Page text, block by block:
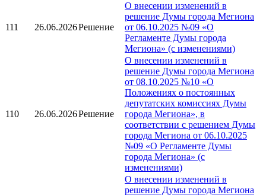
111 26.06.2026Решение
О внесении изменений в
решение Думы города Мегиона
от 06.10.2025 №09 «О
Регламенте Думы города
Мегиона» (с изменениями)
110 26.06.2026Решение
О внесении изменений в
решение Думы города Мегиона
от 08.10.2025 №10 «О
Положениях о постоянных
депутатских комиссиях Думы
города Мегиона», в
соответствии с решением Думы
города Мегиона от 06.10.2025
№09 «О Регламенте Думы
города Мегиона» (с
изменениями)
О внесении изменений в
решение Думы города Мегиона